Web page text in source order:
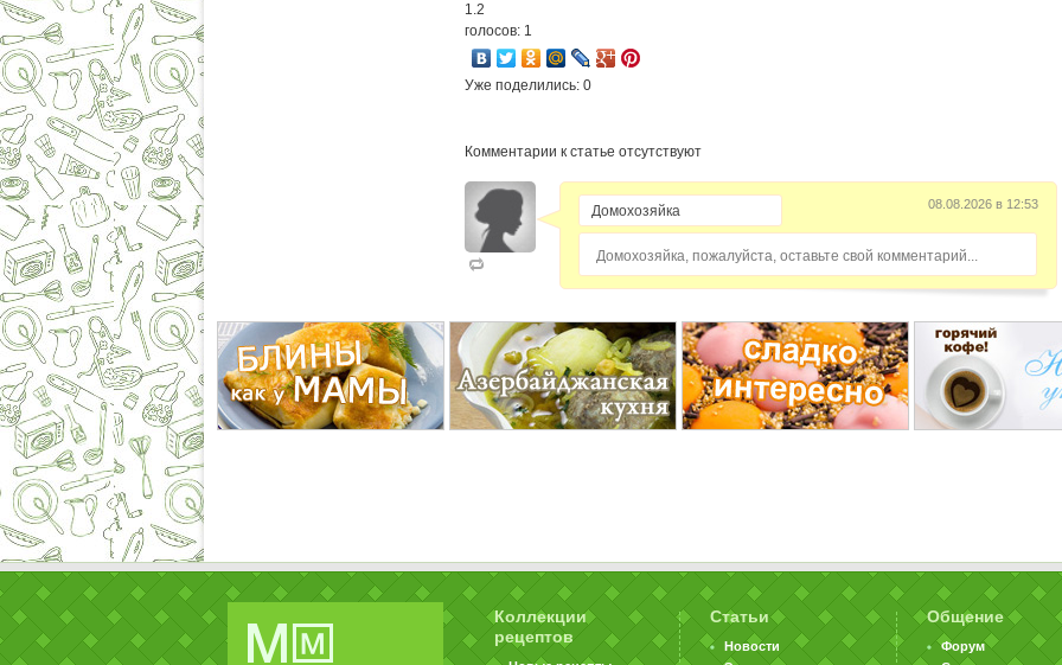
1.2
голосов: 1
Уже поделились: 0
Комментарии к статье отсутствуют
08.08.2026 в 12:53
Домохозяйка, пожалуйста, оставьте свой комментарий...
Коллекции
рецептов
Статьи
Новости
Общение
Форум